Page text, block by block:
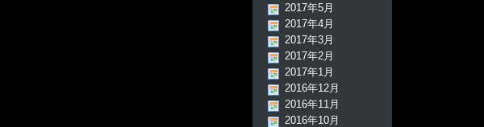
2017年5月
2017年4月
2017年3月
2017年2月
2017年1月
2016年12月
2016年11月
2016年10月